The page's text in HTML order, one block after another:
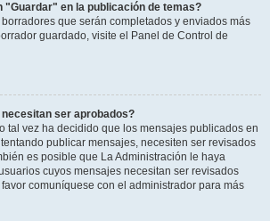
"Guardar" en la publicación de temas?
que serán completados y enviados más
guardado, visite el Panel de Control de
ser aprobados?
tal vez ha decidido que los mensajes publicados en
publicar mensajes, necesiten ser revisados
es posible que La Administración le haya
cuyos mensajes necesitan ser revisados
comuníquese con el administrador para más